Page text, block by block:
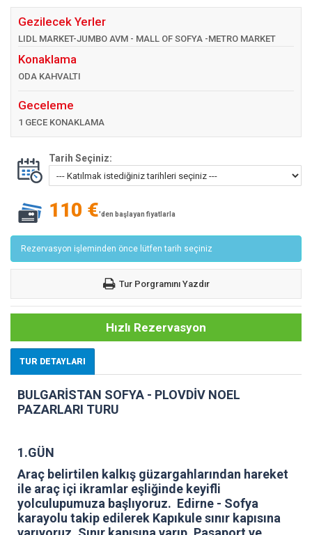
Gezilecek Yerler
LIDL MARKET-JUMBO AVM - MALL OF SOFYA -METRO MARKET
Konaklama
ODA KAHVALTI
Geceleme
1 GECE KONAKLAMA
Tarih Seçiniz:
110 €'den başlayan fiyatlarla
Rezervasyon işleminden önce lütfen tarih seçiniz
Tur Porgramını Yazdır
Hızlı Rezervasyon
TUR DETAYLARI
BULGARİSTAN SOFYA - PLOVDİV NOEL
PAZARLARI TURU
1.GÜN
Araç belirtilen kalkış güzargahlarından hareket
ile araç içi ikramlar eşliğinde keyifli
yolculupumuza başlıyoruz. Edirne - Sofya
karayolu takip edilerek Kapıkule sınır kapısına